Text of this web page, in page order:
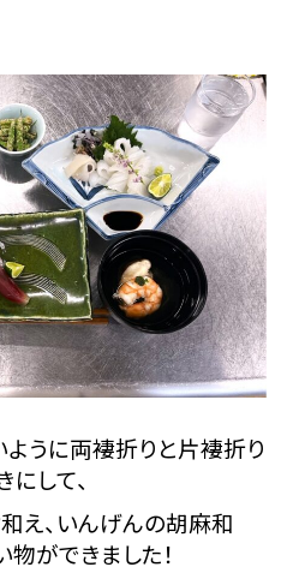
うに両褄折りと片褄折り
して、
え、いんげんの胡麻和
ができました！